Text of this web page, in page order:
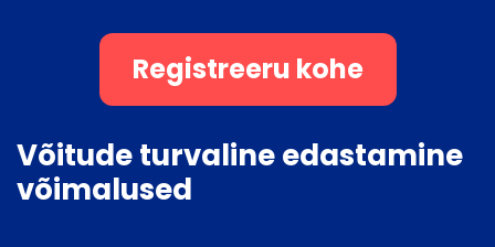
Registreeru kohe
Võitude turvaline edastamine
võimalused